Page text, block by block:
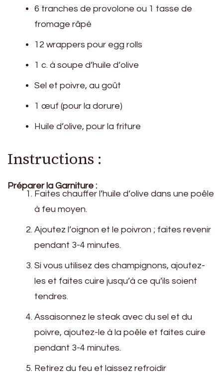
6 tranches de provolone ou 1 tasse de
fromage râpé
12 wrappers pour egg rolls
1 c. à soupe d’huile d’olive
Sel et poivre, au goût
1 œuf (pour la dorure)
Huile d’olive, pour la friture
Instructions :
Préparer la Garniture :
Faites chauffer l’huile d’olive dans une poêle
à feu moyen.
Ajoutez l’oignon et le poivron ; faites revenir
pendant 3-4 minutes.
Si vous utilisez des champignons, ajoutez-
les et faites cuire jusqu’à ce qu’ils soient
tendres.
Assaisonnez le steak avec du sel et du
poivre, ajoutez-le à la poêle et faites cuire
pendant 3-4 minutes.
Retirez du feu et laissez refroidir